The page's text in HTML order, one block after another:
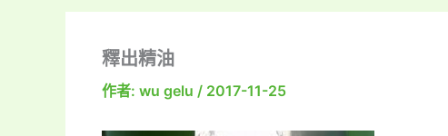
釋出精油
作者: wu gelu / 2017-11-25